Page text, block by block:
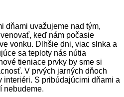
dňami uvažujeme nad tým,
keď nám počasie
vonku. Dlhšie dni, viac slnka a
sa teploty nás nútia
tieniace prvky by sme si
V prvých jarných dňoch
interiéri. S pribúdajúcimi dňami a
nebudeme.